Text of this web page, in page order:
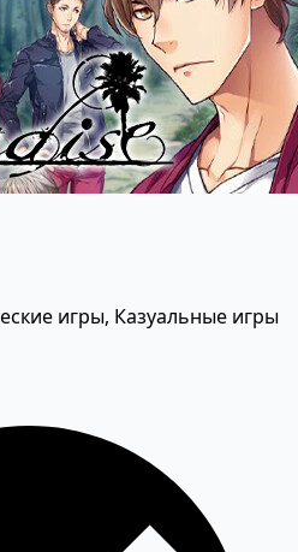
игры, Казуальные игры